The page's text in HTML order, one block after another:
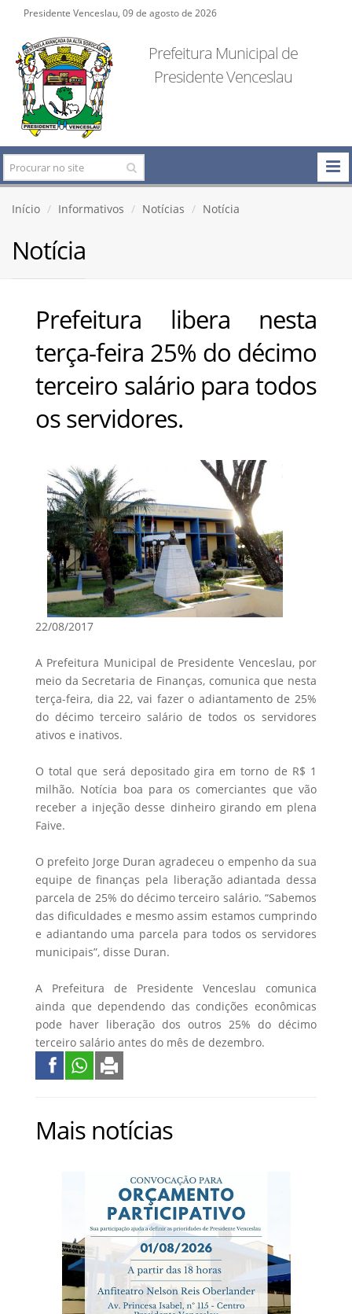
Presidente Venceslau, 09 de agosto de 2026
Prefeitura Municipal de
Presidente Venceslau
Início Informativos Notícias Notícia
Notícia
Prefeitura libera nesta
terça-feira 25% do décimo
terceiro salário para todos
os servidores.
22/08/2017
A Prefeitura Municipal de Presidente Venceslau, por
meio da Secretaria de Finanças, comunica que nesta
terça-feira, dia 22, vai fazer o adiantamento de 25%
do décimo terceiro salário de todos os servidores
ativos e inativos.
O total que será depositado gira em torno de R$ 1
milhão. Notícia boa para os comerciantes que vão
receber a injeção desse dinheiro girando em plena
Faive.
O prefeito Jorge Duran agradeceu o empenho da sua
equipe de finanças pela liberação adiantada dessa
parcela de 25% do décimo terceiro salário. “Sabemos
das dificuldades e mesmo assim estamos cumprindo
e adiantando uma parcela para todos os servidores
municipais”, disse Duran.
A Prefeitura de Presidente Venceslau comunica
ainda que dependendo das condições econômicas
pode haver liberação dos outros 25% do décimo
terceiro salário antes do mês de dezembro.
Mais notícias